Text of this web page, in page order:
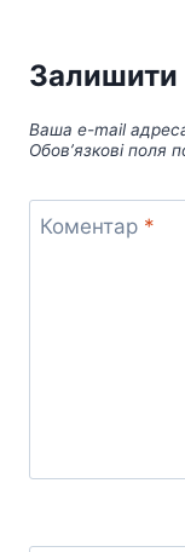
Залишити
Ваша e-mail
Обов’язкові поля
Коментар *